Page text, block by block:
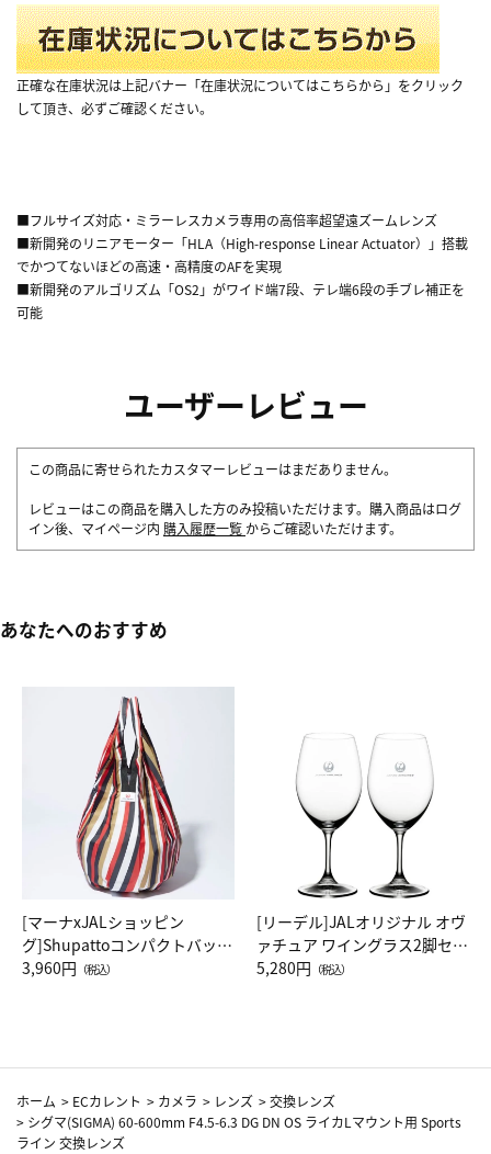
正確な在庫状況は上記バナー「在庫状況についてはこちらから」をクリック
して頂き、必ずご確認ください。
■フルサイズ対応・ミラーレスカメラ専用の高倍率超望遠ズームレンズ
■新開発のリニアモーター「HLA（High-response Linear Actuator）」搭載
でかつてないほどの高速・高精度のAFを実現
■新開発のアルゴリズム「OS2」がワイド端7段、テレ端6段の手ブレ補正を
可能
ユーザーレビュー
この商品に寄せられたカスタマーレビューはまだありません。
レビューはこの商品を購入した方のみ投稿いただけます。購入商品はログ
イン後、マイページ内 購入履歴一覧 からご確認いただけます。
あなたへのおすすめ
[マーナxJALショッピン
グ]Shupattoコンパクトバッグ
Drop JAL客室乗務員（LC）ス
3,960円 （税込）
[リーデル]JALオリジナル オヴ
ァチュア ワイングラス2脚セッ
ト（レッドワイン）
5,280円 （税込）
ホーム > ECカレント > カメラ > レンズ >交換レンズ
> シグマ(SIGMA) 60-600mm F4.5-6.3 DG DN OS ライカLマウント用 Sports
ライン 交換レンズ